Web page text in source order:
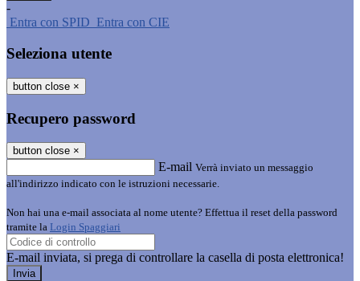
-
Entra con SPID Entra con CIE
Seleziona utente
button close ×
Recupero password
button close ×
E-mail Verrà inviato un messaggio
all'indirizzo indicato con le istruzioni necessarie.
Non hai una e-mail associata al nome utente? Effettua il reset della password
tramite la Login Spaggiari
E-mail inviata, si prega di controllare la casella di posta elettronica!